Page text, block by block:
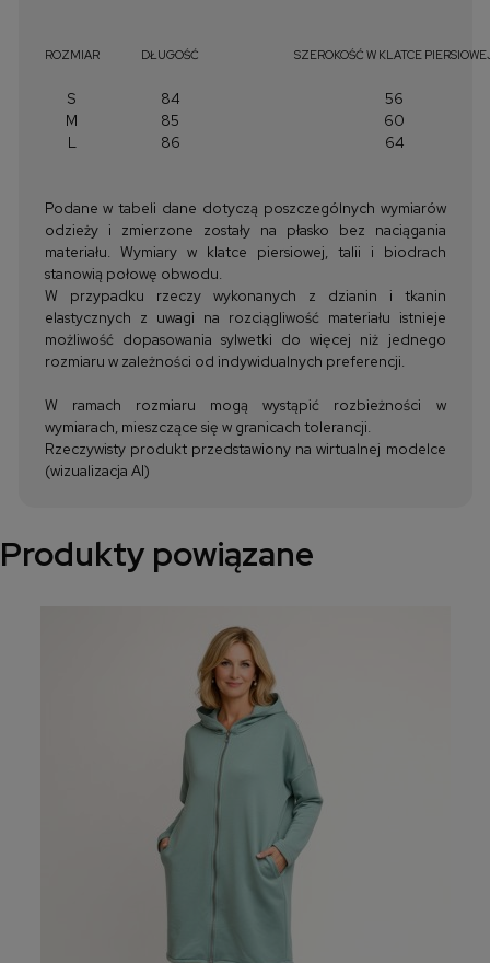
ROZMIAR DŁUGOŚĆ SZEROKOŚĆ W KLATCE
S 84
56
M
85
60
L
86 64
Podane w tabeli dane dotyczą poszczególnych wymiarów
odzieży i zmierzone zostały na płasko bez naciągania
materiału. Wymiary w klatce piersiowej, talii i biodrach
stanowią połowę obwodu.
W przypadku rzeczy wykonanych z dzianin i tkanin
elastycznych z uwagi na rozciągliwość materiału istnieje
możliwość dopasowania sylwetki do więcej niż jednego
rozmiaru w zależności od indywidualnych preferencji.
W ramach rozmiaru mogą wystąpić rozbieżności w
wymiarach, mieszczące się w granicach tolerancji.
Rzeczywisty produkt przedstawiony na wirtualnej modelce
(wizualizacja AI)
Produkty powiązane